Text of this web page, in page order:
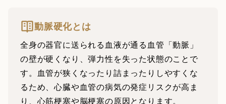
動脈硬化とは
全身の器官に送られる血液が通る血管「動脈」
の壁が硬くなり、弾力性を失った状態のことで
す。血管が狭くなったり詰まったりしやすくな
るため、心臓や血管の病気の発症リスクが高ま
り、心筋梗塞や脳梗塞の原因となります。